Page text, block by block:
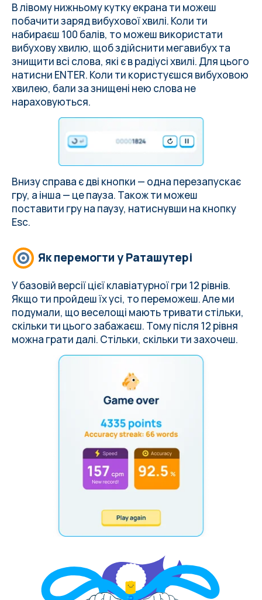
В лівому нижньому кутку екрана ти можеш
побачити заряд вибухової хвилі. Коли ти
набираєш 100 балів, то можеш використати
вибухову хвилю, щоб здійснити мегавибух та
знищити всі слова, які є в радіусі хвилі. Для цього
натисни ENTER. Коли ти користуєшся вибуховою
хвилею, бали за знищені нею слова не
нараховуються.
Внизу справа є дві кнопки — одна перезапускає
гру, а інша — це пауза. Також ти можеш
поставити гру на паузу, натиснувши на кнопку
Esc.
Як перемогти у Раташутері
У базовій версії цієї клавіатурної гри 12 рівнів.
Якщо ти пройдеш їх усі, то переможеш. Але ми
подумали, що веселощі мають тривати стільки,
скільки ти цього забажаєш. Тому після 12 рівня
можна грати далі. Стільки, скільки ти захочеш.